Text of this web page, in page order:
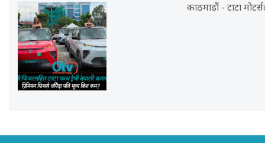
काठमाडौं - टाटा